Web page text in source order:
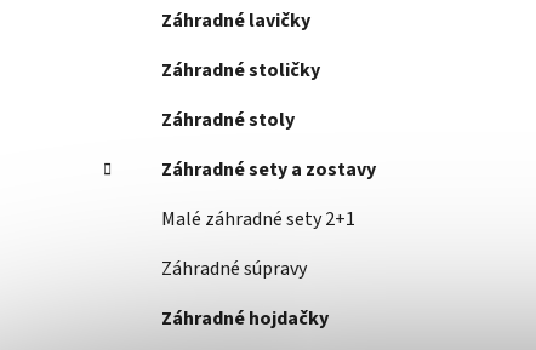
Záhradné lavičky
Záhradné stoličky
Záhradné stoly
Záhradné sety a zostavy
Malé záhradné sety 2+1
Záhradné súpravy
Záhradné hojdačky